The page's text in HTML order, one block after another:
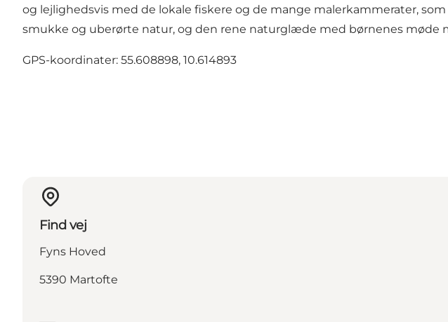
og lejlighedsvis med de lokale fiskere og de mange malerkammerater,
smukke og uberørte natur, og den rene naturglæde med børnenes møde
GPS-koordinater: 55.608898, 10.614893
Find vej
Fyns Hoved
5390 Martofte